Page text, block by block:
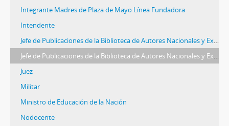
Integrante Madres de Plaza de Mayo Línea Fundadora
Intendente
Jefe de Publicaciones de la Biblioteca de Autores Nacionales y Extranjeros
Jefe de Publicaciones de la Biblioteca de Autores Nacionales y Extranjeros (UNLP)
Juez
Militar
Ministro de Educación de la Nación
Nodocente